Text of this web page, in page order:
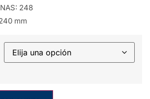
248
mm